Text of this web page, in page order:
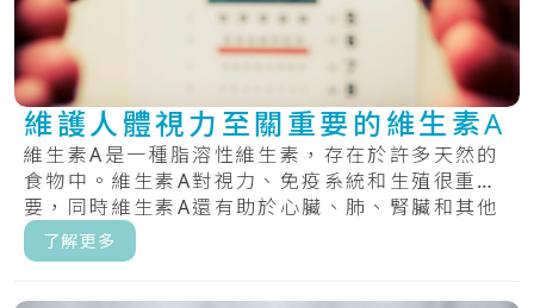
維護人體視力至關重要的維生素A
維生素A是一種脂溶性維生素，存在於許多天然的
食物中。維生素A對視力、免疫系統和生殖很重
要，同時維生素A還有助於心臟、肺、腎臟和其他
器官正.....
了解更多